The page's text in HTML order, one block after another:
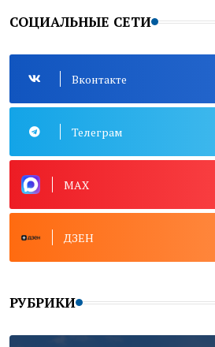
СОЦИАЛЬНЫЕ СЕТИ
Вконтакте
Телеграм
MAX
ДЗЕН
РУБРИКИ